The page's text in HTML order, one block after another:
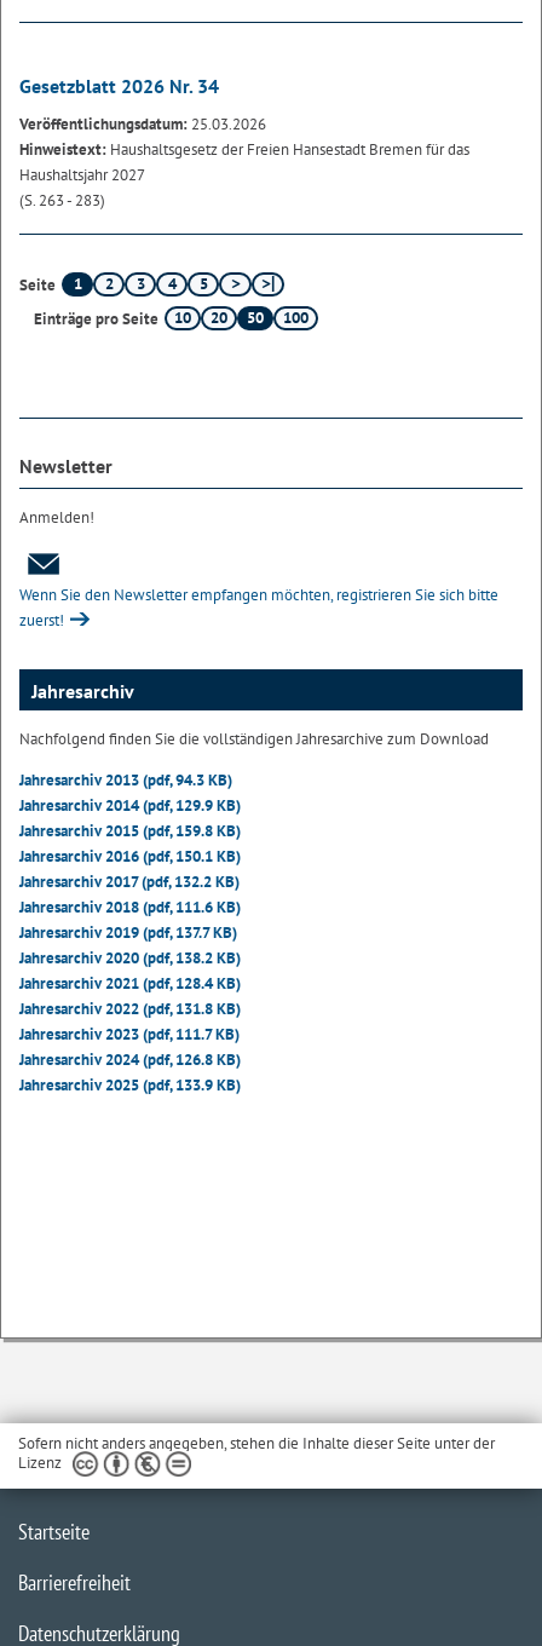
Gesetzblatt 2026 Nr. 34
Veröffentlichungsdatum: 25.03.2026
Hinweistext: Haushaltsgesetz der Freien Hansestadt Bremen für das
Haushaltsjahr 2027
(S. 263 - 283)
Seite 1 2 3 4
5
Einträge pro Seite
10 20 50 100
Newsletter
Anmelden!
Wenn Sie den Newsletter empfangen möchten, registrieren Sie sich bitte
zuerst!
Jahresarchiv
Nachfolgend finden Sie die vollständigen Jahresarchive zum Download
Jahresarchiv 2013 (pdf, 94.3 KB)
Jahresarchiv 2014 (pdf, 129.9 KB)
Jahresarchiv 2015 (pdf, 159.8 KB)
Jahresarchiv 2016 (pdf, 150.1 KB)
Jahresarchiv 2017 (pdf, 132.2 KB)
Jahresarchiv 2018 (pdf, 111.6 KB)
Jahresarchiv 2019 (pdf, 137.7 KB)
Jahresarchiv 2020 (pdf, 138.2 KB)
Jahresarchiv 2021 (pdf, 128.4 KB)
Jahresarchiv 2022 (pdf, 131.8 KB)
Jahresarchiv 2023 (pdf, 111.7 KB)
Jahresarchiv 2024 (pdf, 126.8 KB)
Jahresarchiv 2025 (pdf, 133.9 KB)
Sofern nicht anders angegeben, stehen die Inhalte dieser Seite unter der
Lizenz
Startseite
Barrierefreiheit
Datenschutzerklärung